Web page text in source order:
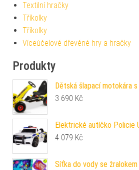
Textilní hračky
Tříkolky
Tříkolky
Víceúčelové dřevěné hry a hračky
Produkty
Dětská šlapací motokára
3 690 Kč
Elektrické autíčko Policie
4 079 Kč
Síťka do vody se žralokem